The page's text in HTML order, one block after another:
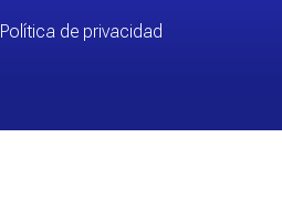
Política de privacidad